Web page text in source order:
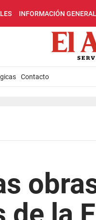
INFORMACIÓN GENERAL
Contacto